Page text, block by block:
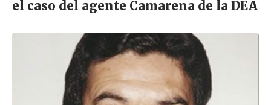
el caso del agente Camarena de la DEA